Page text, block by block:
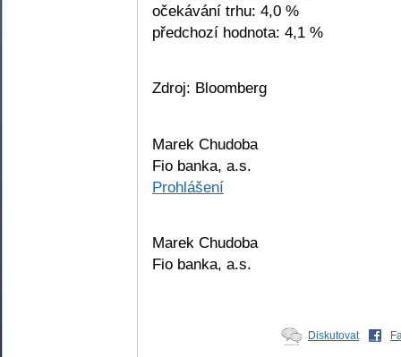
očekávání trhu: 4,0 %
předchozí hodnota: 4,1 %
Zdroj: Bloomberg
Marek Chudoba
Fio banka, a.s.
Prohlášení
Marek Chudoba
Fio banka, a.s.
Diskutovat